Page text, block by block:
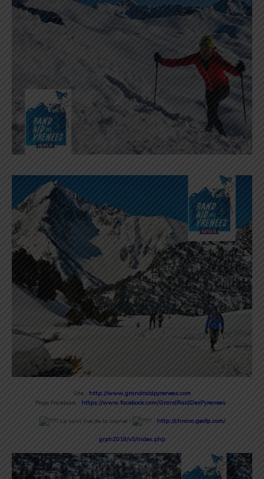
Site : http://www.grandraidpyrenees.com
Page Facebook : https://www.facebook.com/GrandRaidDesPyrenees
Le suivi live de la course ! : http://chrono.geofp.com/
grph2018/v3/index.php